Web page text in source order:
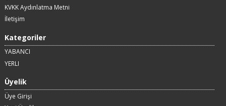
KVKK Aydınlatma Metni
İletişim
Kategoriler
YABANCI
YERLI
Üyelik
Üye Girişi